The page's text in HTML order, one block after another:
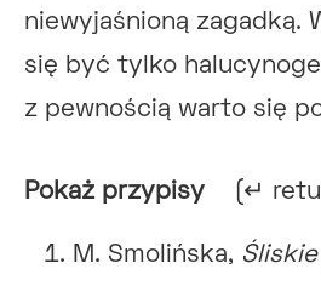
niewyjaśnioną zagadką.
się być tylko
z pewnością warto się
Pokaż przypisy (↵
M. Smolińska,